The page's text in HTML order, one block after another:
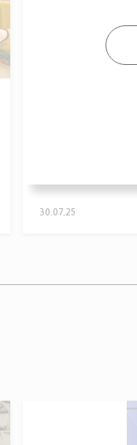
וגדי מוזס
קובן
30.07.25